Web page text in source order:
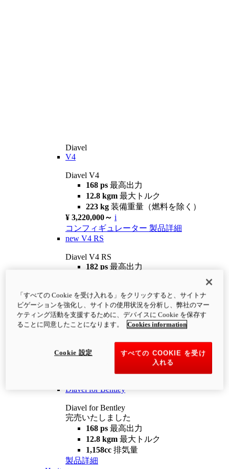
Diavel
V4
Diavel V4
168 ps 最高出力
12.8 kgm 最大トルク
223 kg 装備重量（燃料を除く）
¥ 3,220,000～ i
コンフィギュレーター 製品詳細
new V4 RS
Diavel V4 RS
182 ps 最高出力
¥4,400,000 i
コンフィギュレーター 製品詳細
newV4 RS 100
12.2 kgm
最大トルク
装備重量（燃料を除く）
Diavel for Bentley
Diavel for Bentley
完売いたしました
168 ps 最高出力
12.8 kgm 最大トルク
1,158cc 排気量
製品詳細
「すべての Cookie を受け入れる」をクリックすると、サイトナ
ビゲーションを強化し、サイトの使用状況を分析し、弊社のマー
ケティング活動を支援するために、デバイスに Cookie を保存す
ることに同意したことになります。
Cookies information
すべての COOKIE を受け
入れる
Cookie 設定